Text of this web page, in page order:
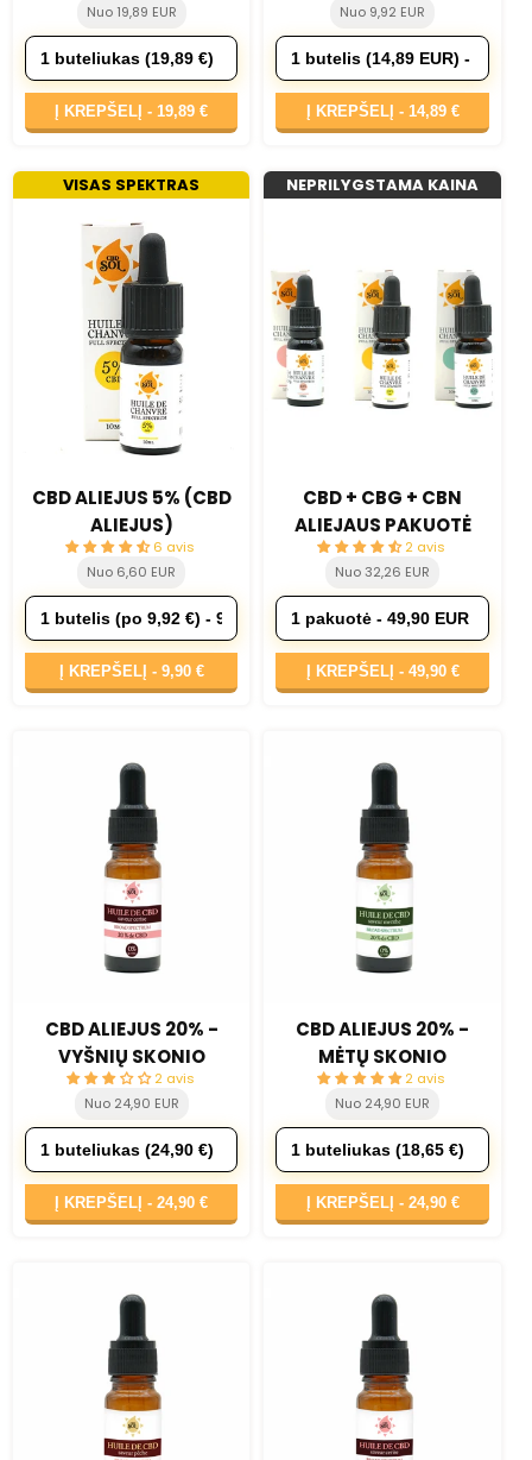
Nuo 19,89 EUR
Į KREPŠELĮ -19,89 €
Nuo 9,92 EUR
Į KREPŠELĮ - 14,89 €
VISAS SPEKTRAS
CBD ALIEJUS 5% (CBD
ALIEJUS)
6 avis
Nuo 6,60 EUR
Į KREPŠELĮ - 9,90 €
NEPRILYGSTAMA KAINA
CBD + CBG + CBN
ALIEJAUS PAKUOTĖ
2 avis
Nuo 32,26 EUR
Į KREPŠELĮ - 49,90 €
CBD ALIEJUS 20% -
VYŠNIŲ SKONIO
2 avis
Nuo 24,90 EUR
Į KREPŠELĮ -24,90 €
CBD ALIEJUS 20% -
MĖTŲ SKONIO
2 avis
Nuo 24,90 EUR
Į KREPŠELĮ - 24,90 €